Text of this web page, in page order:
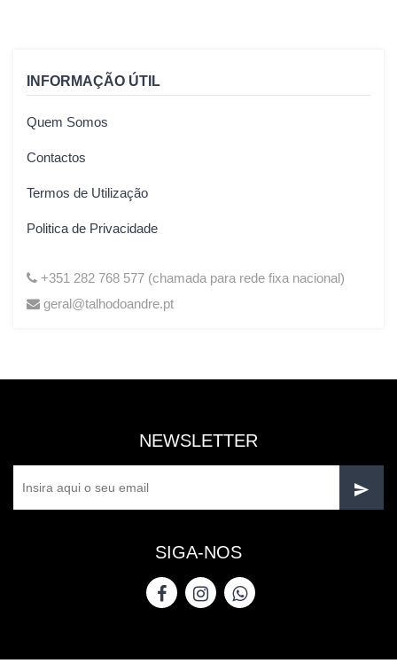
INFORMAÇÃO ÚTIL
Quem Somos
Contactos
Termos de Utilização
Politica de Privacidade
+351 282 768 577 (chamada para rede fixa nacional)
geral@talhodoandre.pt
NEWSLETTER
SIGA-NOS